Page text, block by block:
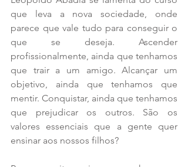
que leva a nova sociedade, onde
parece que vale tudo para conseguir o
que se deseja. Ascender
profissionalmente, ainda que tenhamos
que trair a um amigo. Alcançar um
objetivo, ainda que tenhamos que
mentir. Conquistar, ainda que tenhamos
que prejudicar os outros. São os
valores essenciais que a gente quer
ensinar aos nossos filhos?